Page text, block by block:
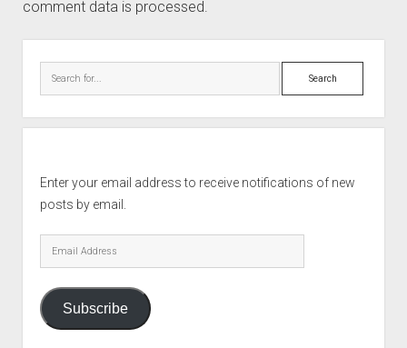
comment data is processed.
Search
Enter your email address to receive notifications of new
posts by email.
Email
Address
Subscribe